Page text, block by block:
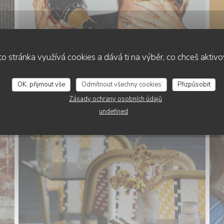
stránka využívá cookies a dává ti na výběr, co chceš
OK, přijmout vše Odmítnout všechny cookies
Přizpůsobit
Zásady ochrany osobních údajů
undefined